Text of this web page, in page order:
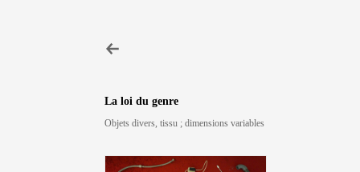
La loi du genre
Objets divers, tissu ; dimensions variables